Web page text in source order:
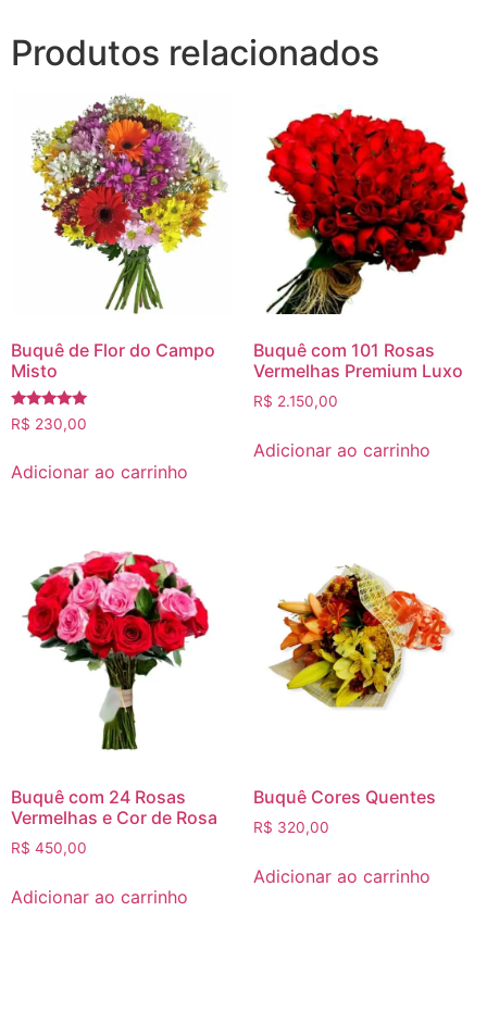
Produtos relacionados
Buquê de Flor do Campo
Misto
Avaliação
5.00
R$ 230,00
Adicionar ao carrinho
Buquê com 101 Rosas
Vermelhas Premium Luxo
R$ 2.150,00
Adicionar ao carrinho
Buquê com 24 Rosas
Vermelhas e Cor de Rosa
R$ 450,00
Adicionar ao carrinho
Buquê Cores Quentes
R$ 320,00
Adicionar ao carrinho